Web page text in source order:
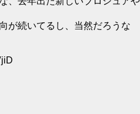
が続いてるし、当然だろうな